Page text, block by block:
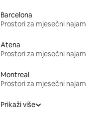
Barcelona
Prostori za mjesečni najam
Atena
Prostori za mjesečni najam
Montreal
Prostori za mjesečni najam
Prikaži više